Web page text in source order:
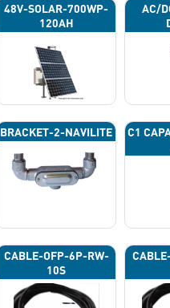
48V-SOLAR-700WP-
120AH
AC/
BRACKET-2-NAVILITE
C1
CABLE-OFP-6P-RW-
10S